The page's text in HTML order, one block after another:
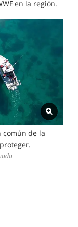
en la región.
común de la